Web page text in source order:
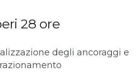
28 ore
degli ancoraggi e